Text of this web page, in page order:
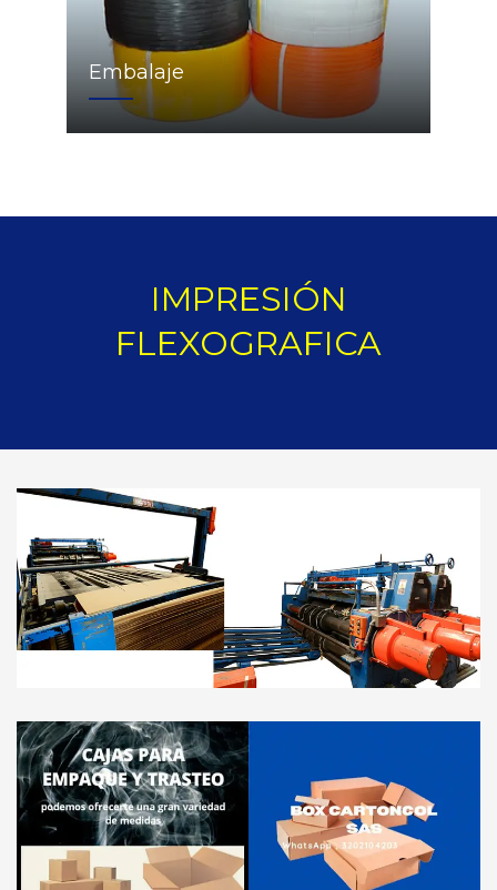
Embalaje
IMPRESIÓN
FLEXOGRAFICA